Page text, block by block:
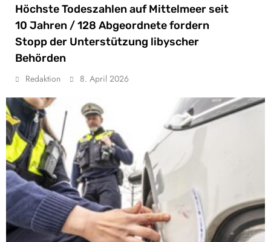
Höchste Todeszahlen auf Mittelmeer seit
10 Jahren / 128 Abgeordnete fordern
Stopp der Unterstützung libyscher
Behörden
Redaktion 8. April 2026